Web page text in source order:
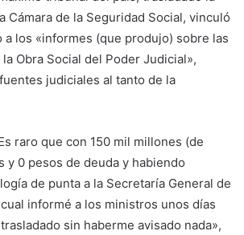
Cámara de la Seguridad Social, vinculó
a los «informes (que produjo) sobre las
Obra Social del Poder Judicial»,
judiciales al tanto de la
raro que con 150 mil millones (de
y 0 pesos de deuda y habiendo
de punta a la Secretaría General de
informé a los ministros unos días
sin haberme avisado nada»,